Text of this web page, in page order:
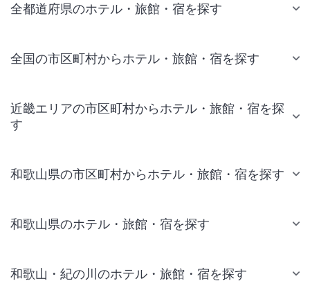
全都道府県のホテル・旅館・宿を探す
全国の市区町村からホテル・旅館・宿を探す
近畿エリアの市区町村からホテル・旅館・宿を探
す
和歌山県の市区町村からホテル・旅館・宿を探す
和歌山県のホテル・旅館・宿を探す
和歌山・紀の川のホテル・旅館・宿を探す